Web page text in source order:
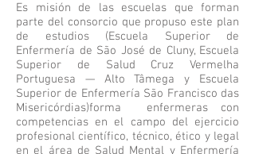
Es misión de las escuelas que forman
parte del consorcio que propuso este plan
de estudios (Escuela Superior de
Enfermería de São José de Cluny, Escuela
Superior de Salud Cruz Vermelha
Portuguesa — Alto Tâmega y Escuela
Superior de Enfermería São Francisco das
Misericórdias)forma enfermeras con
competencias en el campo del ejercicio
profesional científico, técnico, ético y legal
en el área de Salud Mental y Enfermería